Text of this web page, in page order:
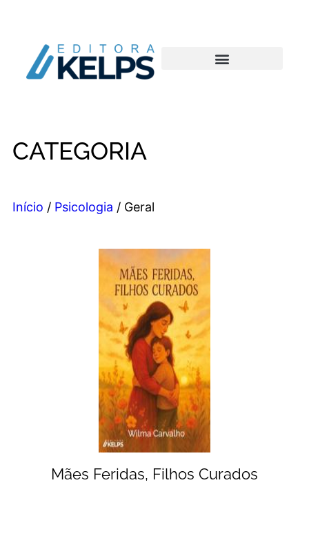
CATEGORIA
Início / Psicologia / Geral
Mães Feridas, Filhos Curados